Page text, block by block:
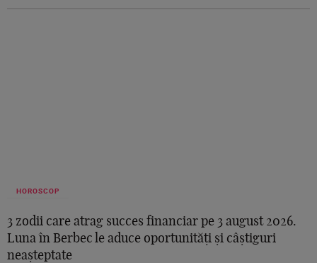
HOROSCOP
3 zodii care atrag succes financiar pe 3 august 2026.
Luna în Berbec le aduce oportunități și câștiguri
neașteptate